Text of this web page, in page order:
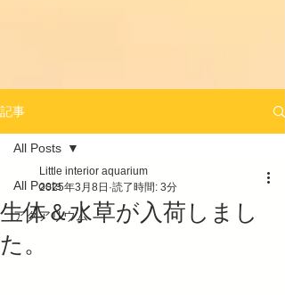
記事
All Posts
アクアリウム
All Posts
生体＆水草が入荷しまし
た。
Little interior aquarium
2025年3月8日 読了時間: 3分